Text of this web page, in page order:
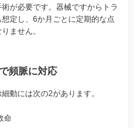
が必要です。器械ですからトラ
定し、6か月ごとに定期的な点
ません。
頻脈に対応
動には次の2があります。
命